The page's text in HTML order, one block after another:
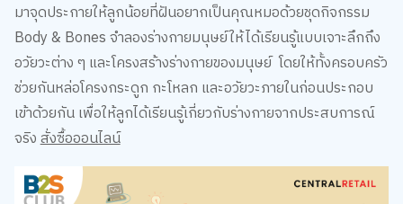
มาจุดประกายให้ลูกน้อยที่ฝันอยากเป็นคุณหมอด้วยชุดกิจกรรม
Body & Bones จำลองร่างกายมนุษย์ให้ได้เรียนรู้แบบเจาะลึกถึง
อวัยวะต่าง ๆ และโครงสร้างร่างกายของมนุษย์ โดยให้ทั้งครอบครัว
ช่วยกันหล่อโครงกระดูก กะโหลก และอวัยวะภายในก่อนประกอบ
เข้าด้วยกัน เพื่อให้ลูกได้เรียนรู้เกี่ยวกับร่างกายจากประสบการณ์
จริงสั่งซื้อออนไลน์